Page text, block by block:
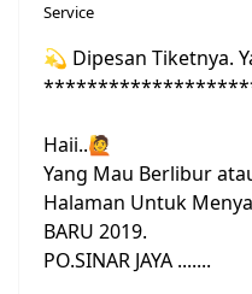
Service
💫 Dipesan Tiketnya.
Haii..🙋
Yang Mau Berlibur
Halaman Untuk
BARU 2019.
PO.SINAR JAYA .......